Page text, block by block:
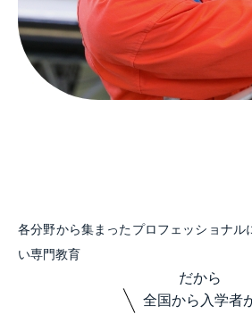
各分野から集まったプロフェッショナル
い専門教育
だから
全国から入学者